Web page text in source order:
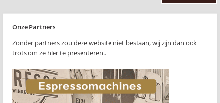
Onze Partners
Zonder partners zou deze website niet bestaan, wij zijn dan ook
trots om ze hier te presenteren..